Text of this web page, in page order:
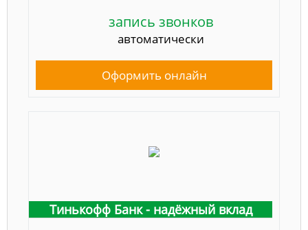
запись звонков
автоматически
Оформить онлайн
Тинькофф Банк - надёжный вклад